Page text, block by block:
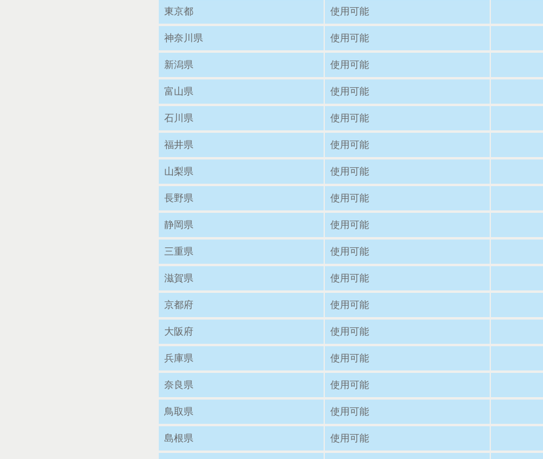
東京都 使用可能
神奈川県 使用可能
新潟県 使用可能
富山県 使用可能
石川県 使用可能
福井県 使用可能
山梨県 使用可能
長野県 使用可能
静岡県 使用可能
三重県 使用可能
滋賀県 使用可能
京都府 使用可能
大阪府 使用可能
兵庫県 使用可能
奈良県 使用可能
鳥取県 使用可能
島根県 使用可能